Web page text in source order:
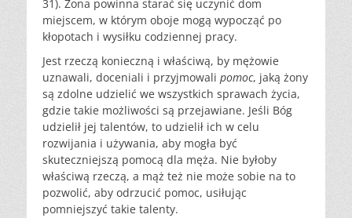
31). Żona powinna starać się uczynić dom
miejscem, w którym oboje mogą wypocząć po
kłopotach i wysiłku codziennej pracy.
Jest rzeczą konieczną i właściwą, by mężowie
uznawali, doceniali i przyjmowali pomoc, jaką żony
są zdolne udzielić we wszystkich sprawach życia,
gdzie takie możliwości są przejawiane. Jeśli Bóg
udzielił jej talentów, to udzielił ich w celu
rozwijania i używania, aby mogła być
skuteczniejszą pomocą dla męża. Nie byłoby
właściwą rzeczą, a mąż też nie może sobie na to
pozwolić, aby odrzucić pomoc, usiłując
pomniejszyć takie talenty.